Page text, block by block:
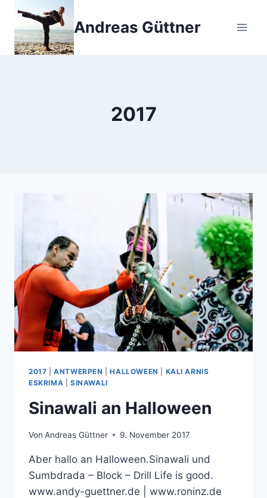
Zum
springen
Andreas Güttner
2017
2017 |ANTWERPEN |HALLOWEEN
KALI ARNIS
ESKRIMA
SINAWALI
Sinawali an Halloween
Von Andreas Güttner 9. November 2017
Aber hallo an Halloween.Sinawali und
Sumbdrada – Block – Drill Life is good.
www.andy-guettner.de | www.roninz.de